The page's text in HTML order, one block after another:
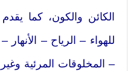
الكائن والكون، كما يقدم
للهواء – الرياح –
– المخلوقات المرئية